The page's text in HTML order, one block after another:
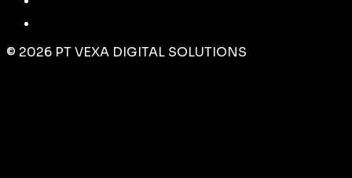
© 2026 PT VEXA DIGITAL SOLUTIONS